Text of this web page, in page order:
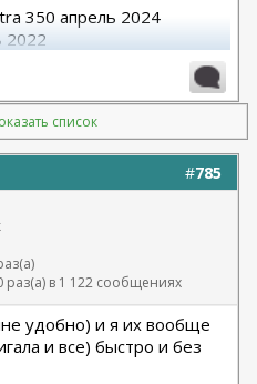
350 апрель 2024
2022
список
#785
раз(а) в 1 122 сообщениях
удобно) и я их вообще
и все) быстро и без